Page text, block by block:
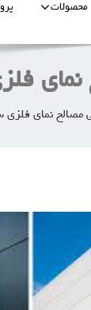
محصولات
نمای
مصالح نمای فلزی